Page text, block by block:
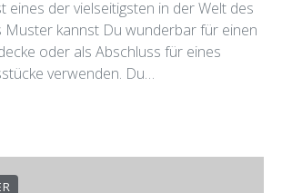
eines der vielseitigsten in der Welt des
Muster kannst Du wunderbar für einen
oder als Abschluss für eines
verwenden. Du…